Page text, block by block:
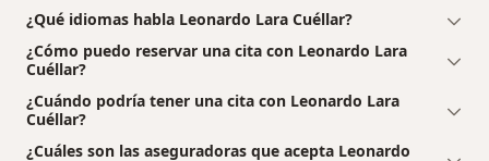
¿Qué idiomas habla Leonardo Lara Cuéllar?
¿Cómo puedo reservar una cita con Leonardo Lara
Cuéllar?
¿Cuándo podría tener una cita con Leonardo Lara
Cuéllar?
¿Cuáles son las aseguradoras que acepta Leonardo